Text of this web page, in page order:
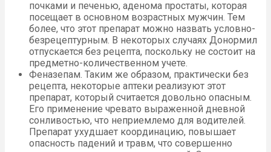
почками и печенью, аденома простаты, которая
посещает в основном возрастных мужчин. Тем
более, что этот препарат можно назвать условно-
безрецептурным. В некоторых случаях Донормил
отпускается без рецепта, поскольку не состоит на
предметно-количественном учете.
Феназепам. Таким же образом, практически без
рецепта, некоторые аптеки реализуют этот
препарат, который считается довольно опасным.
Его применение чревато выраженной дневной
сонливостью, что неприемлемо для водителей.
Препарат ухудшает координацию, повышает
опасность падений и травм, что совершенно